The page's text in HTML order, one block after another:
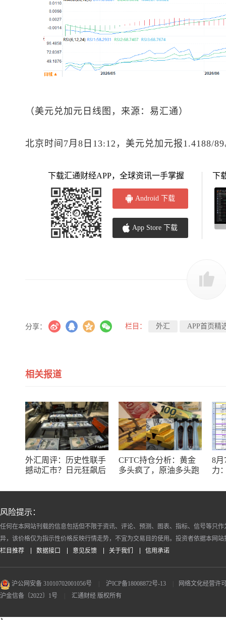
（美元兑加元 日线图，来源：易汇通）
北京时间7月8日13:12， 美元兑加元报1.4188/
下载汇通财经APP，全球资讯一手掌握
Android 下载
App Store 下载
下
分享： 栏目： 外汇 APP首页精
相关报道
外汇周评：历史性联手
撼动汇市？日元狂飙后
美元刷新七周低点
CFTC持仓分析：黄金
多头疯了，原油多头跑
8月
力
十
风险提示：
任何在本网站刊载的信息包括但不限于资讯、评论、预测、图表、指标、信号等只
异，该价格仅为指示性价格反映行情走势，不宜为交易目的使用。投资者依据本网
栏目推荐
数据接口 意见反馈 关于我们 信用承诺
沪公网安备 31010702001056号 沪ICP备18008872号-13
网络文化经营许
沪金信备〔2022〕1号
汇通财经 版权所有